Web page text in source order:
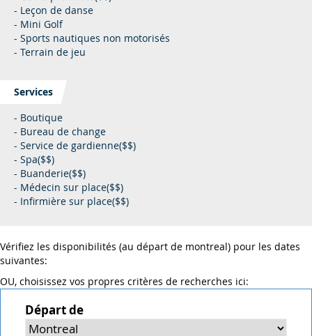
- Leçon de danse
- Mini Golf
- Sports nautiques non motorisés
- Terrain de jeu
Services
- Boutique
- Bureau de change
- Service de gardienne($$)
- Spa($$)
- Buanderie($$)
- Médecin sur place($$)
- Infirmière sur place($$)
Vérifiez les disponibilités (au départ de montreal) pour les dates
suivantes:
OU, choisissez vos propres critères de recherches ici:
Départ de